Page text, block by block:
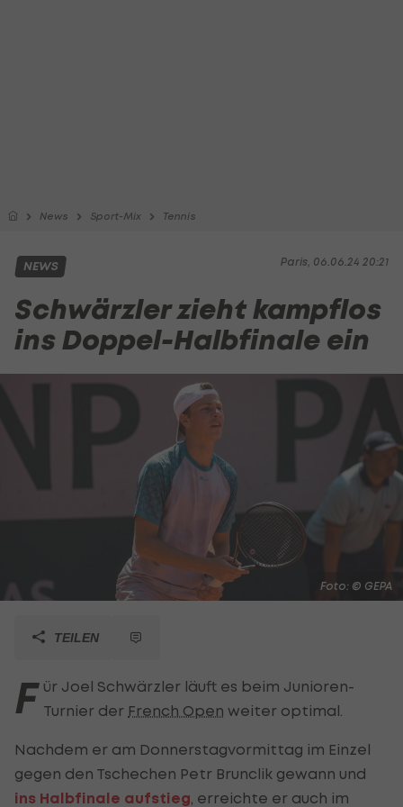
News Sport-Mix Tennis
Paris, 06.06.24 20:21
NEWS
Schwärzler zieht kampflos
ins Doppel-Halbfinale ein
Foto: © GEPA
TEILEN
F ür Joel Schwärzler läuft es beim Junioren-
Turnier der French Open weiter optimal.
Nachdem er am Donnerstagvormittag im Einzel
gegen den Tschechen Petr Brunclik gewann und
ins Halbfinale aufstieg , erreichte er auch im